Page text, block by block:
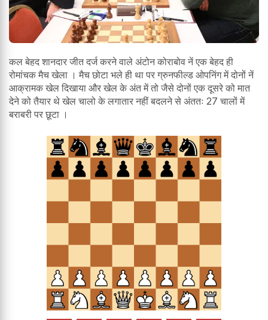
कल बेहद शानदार जीत दर्ज करने वाले अंटोन कोराबोव नें एक बेहद ही
रोमांचक मैच खेला । मैच छोटा भले ही था पर ग्रुनफील्ड ओपनिंग में दोनों नें
आक्रामक खेल दिखाया और खेल के अंत में तो जैसे दोनों एक दूसरे को मात
देने को तैयार थे खेल चालो के लगातार नहीं बदलने से अंततः 27 चालों में
बराबरी पर छूटा ।